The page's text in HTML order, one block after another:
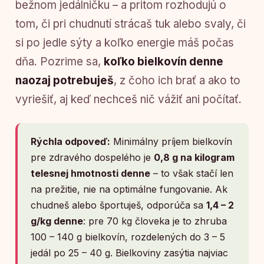
bežnom jedálničku – a pritom rozhodujú o
tom, či pri chudnutí strácaš tuk alebo svaly, či
si po jedle sýty a koľko energie máš počas
dňa. Pozrime sa, koľko bielkovín denne
naozaj potrebuješ, z čoho ich brať a ako to
vyriešiť, aj keď nechceš nič vážiť ani počítať.
Rýchla odpoveď: Minimálny príjem bielkovín
pre zdravého dospelého je 0,8 g na kilogram
telesnej hmotnosti denne – to však stačí len
na prežitie, nie na optimálne fungovanie. Ak
chudneš alebo športuješ, odporúča sa 1,4 – 2
g/kg denne: pre 70 kg človeka je to zhruba
100 – 140 g bielkovín, rozdelených do 3 – 5
jedál po 25 – 40 g. Bielkoviny zasýtia najviac